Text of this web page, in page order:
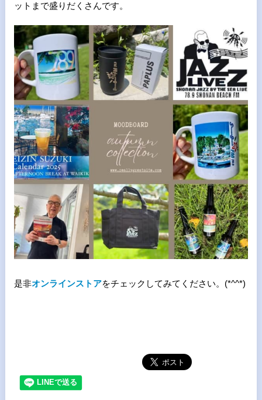
ットまで盛りだくさんです。
是非オンラインストアをチェックしてみてください。(*^^*)